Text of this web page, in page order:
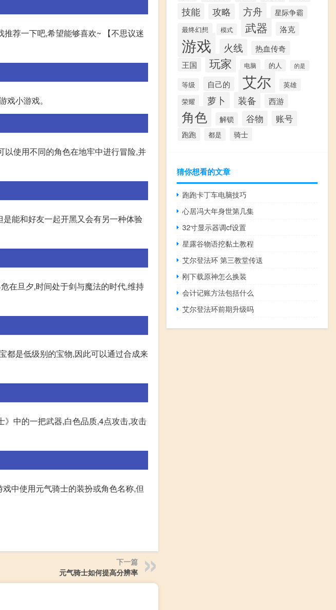
荐一下吧,希望能够喜欢~ 【不思议迷
小游戏。
使用不同的角色在地牢中进行冒险,并
能和好友一起开黑又会有另一种体验
在旦夕,时间处于剑与魔法的时代,维持
都是低级别的宝物,因此可以通过合成来
中的一把武器,白色品质,4点攻击,攻击
中使用元气骑士的装扮或角色名称,但
下一篇
元气骑士如何提高分辨率
技能 攻略 方舟 星际争霸
最终幻想 模式 武器 洛克
游戏 火线 热血传奇
王国 玩家 电脑 的人 的是
等级 自己的 艾尔 英雄
荣耀 萝卜 装备 西游
角色 解锁 谷物 账号
跑跑 都是 骑士
猜你想看的文章
跑跑卡丁车电脑技巧
心居冯大年身世第几集
32寸显示器调cf设置
星露谷物语挖黏土教程
艾尔登法环 第三教堂传送
刚下载原神怎么换装
会计记账方法包括什么
艾尔登法环前期升级吗